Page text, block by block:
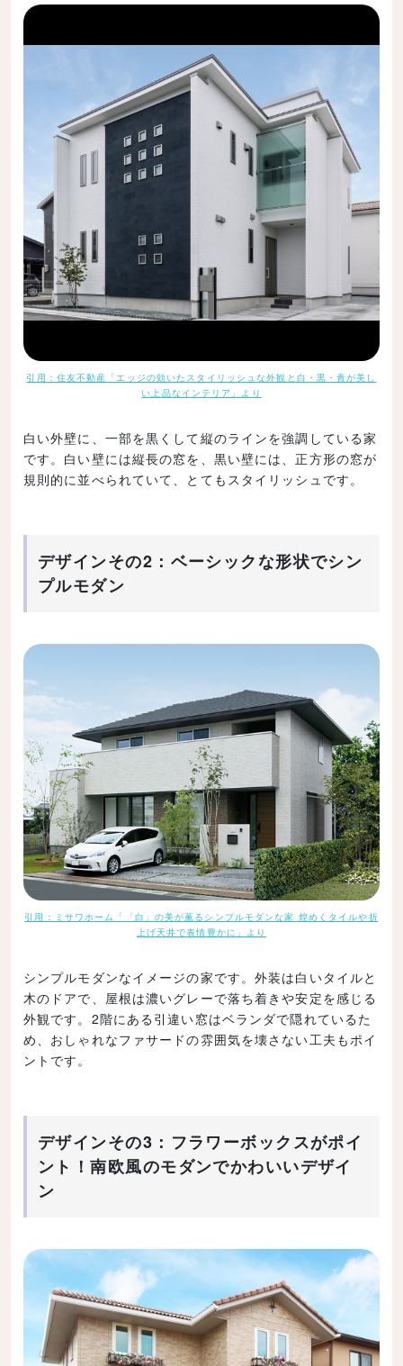
引用：住友不動産「エッジの効いたスタイリッシュな外観と白・黒・青が美し
い上品なインテリア」より
白い外壁に、一部を黒くして縦のラインを強調している家
です。白い壁には縦長の窓を、黒い壁には、正方形の窓が
規則的に並べられていて、とてもスタイリッシュです。
デザインその2：ベーシックな形状でシン
プルモダン
引用：ミサワホーム「「白」の美が薫るシンプルモダンな家 煌めくタイルや折
上げ天井で表情豊かに」より
シンプルモダンなイメージの家です。外装は白いタイルと
木のドアで、屋根は濃いグレーで落ち着きや安定を感じる
外観です。2階にある引違い窓はベランダで隠れているた
め、おしゃれなファサードの雰囲気を壊さない工夫もポイ
ントです。
デザインその3：フラワーボックスがポイ
ント！南欧風のモダンでかわいいデザイ
ン